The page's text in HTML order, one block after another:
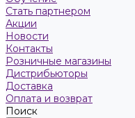
Стать партнером
Акции
Новости
Контакты
Розничные магазины
Дистрибьюторы
Доставка
Оплата и возврат
Поиск